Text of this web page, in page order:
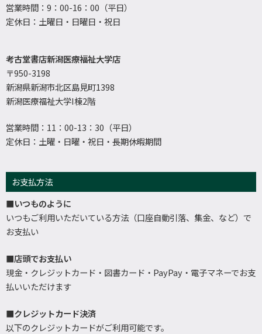
営業時間：9：00-16：00（平日）
定休日：土曜日・日曜日・祝日
考古堂書店新潟医療福祉大学店
〒950-3198
新潟県新潟市北区島見町1398
新潟医療福祉大学I棟2階
営業時間：11：00-13：30（平日）
定休日：土曜・日曜・祝日・長期休暇期間
お支払方法
■いつものように
いつもご利用いただいている方法（口座自動引落、集金、など）で
お支払い
■店頭でお支払い
現金・クレジットカード・図書カード・PayPay・電子マネーでお支
払いいただけます
■クレジットカード決済
以下のクレジットカードがご利用可能です。